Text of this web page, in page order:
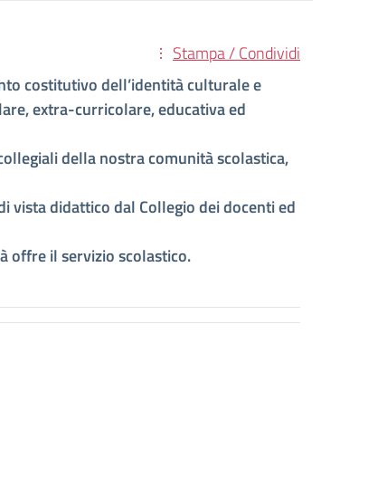
Stampa / Condividi
costitutivo dell’identità culturale e
extra-curricolare, educativa ed
della nostra comunità scolastica,
vista didattico dal Collegio dei docenti ed
offre il servizio scolastico.